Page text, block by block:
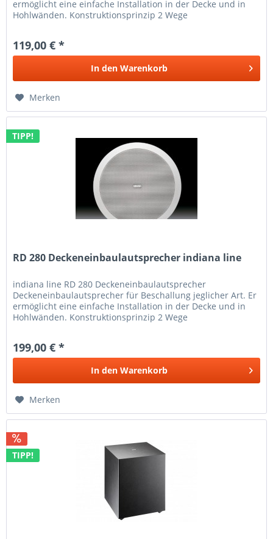
ermöglicht eine einfache Installation in der Decke und in
Hohlwänden. Konstruktionsprinzip 2 Wege
119,00 € *
In den Warenkorb
Merken
TIPP!
RD 280 Deckeneinbaulautsprecher indiana line
indiana line RD 280 Deckeneinbaulautsprecher
Deckeneinbaulautsprecher für Beschallung jeglicher Art. Er
ermöglicht eine einfache Installation in der Decke und in
Hohlwänden. Konstruktionsprinzip 2 Wege
199,00 € *
In den Warenkorb
Merken
TIPP!